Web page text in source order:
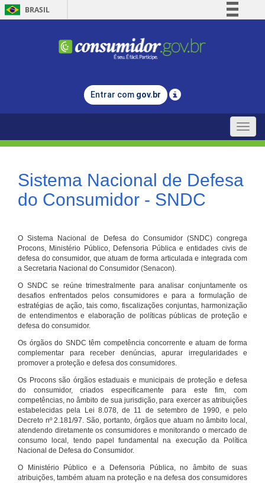
BRASIL
Comunica BR
Legislação
Entrar com gov.br
Toggle
Sistema Nacional de Defesa
do Consumidor - SNDC
O Sistema Nacional de Defesa do Consumidor (SNDC) congrega
Procons, Ministério Público, Defensoria Pública e entidades civis de
defesa do consumidor, que atuam de forma articulada e integrada com
a Secretaria Nacional do Consumidor (Senacon).
O SNDC se reúne trimestralmente para analisar conjuntamente os
desafios enfrentados pelos consumidores e para a formulação de
estratégias de ação, tais como, fiscalizações conjuntas, harmonização
de entendimentos e elaboração de políticas públicas de proteção e
defesa do consumidor.
Os órgãos do SNDC têm competência concorrente e atuam de forma
complementar para receber denúncias, apurar irregularidades e
promover a proteção e defesa dos consumidores.
Os Procons são órgãos estaduais e municipais de proteção e defesa
do consumidor, criados especificamente para este fim, com
competências, no âmbito de sua jurisdição, para exercer as atribuições
estabelecidas pela Lei 8.078, de 11 de setembro de 1990, e pelo
Decreto nº 2.181/97. São, portanto, órgãos que atuam no âmbito local,
atendendo diretamente os consumidores e monitorando o mercado de
consumo local, tendo papel fundamental na execução da Política
Nacional de Defesa do Consumidor.
O Ministério Público e a Defensoria Pública, no âmbito de suas
atribuições, também atuam na proteção e na defesa dos consumidores